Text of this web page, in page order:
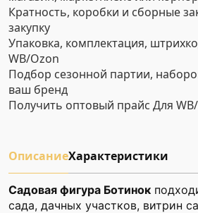
Кратность, коробки и сборные
закупку
Упаковка, комплектация,
WB/Ozon
Подбор сезонной партии,
ваш бренд
Получить оптовый прайс Для
ОписаниеХарактеристики
Садовая фигура Ботинок
сада, дачных участков, витрин